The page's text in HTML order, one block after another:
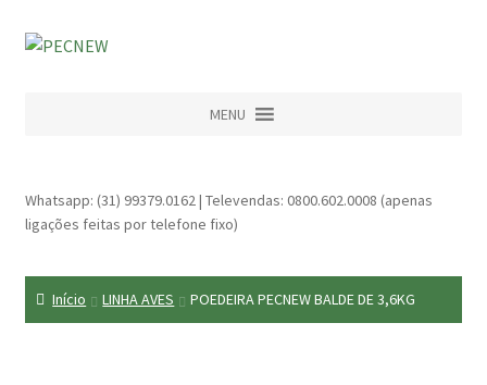
MENU
Whatsapp: (31) 99379.0162 | Televendas: 0800.602.0008 (apenas
ligações feitas por telefone fixo)
Início LINHA AVES POEDEIRA PECNEW BALDE DE 3,6KG